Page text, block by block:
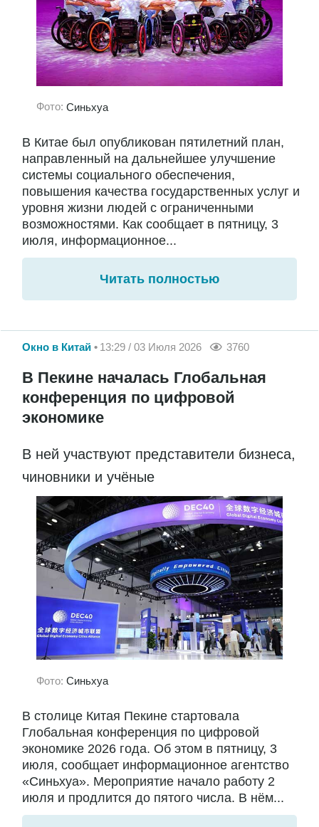
Фото: Синьхуа
В Китае был опубликован пятилетний план,
направленный на дальнейшее улучшение
системы социального обеспечения,
повышения качества государственных услуг и
уровня жизни людей с ограниченными
возможностями. Как сообщает в пятницу, 3
июля, информационное...
Читать полностью
Окно в Китай 13:29 / 03 Июля 2026 3760
В Пекине началась Глобальная
конференция по цифровой
экономике
В ней участвуют представители бизнеса,
чиновники и учёные
Фото: Синьхуа
В столице Китая Пекине стартовала
Глобальная конференция по цифровой
экономике 2026 года. Об этом в пятницу, 3
июля, сообщает информационное агентство
«Синьхуа». Мероприятие начало работу 2
июля и продлится до пятого числа. В нём...